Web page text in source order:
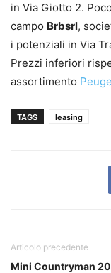
in Via Giotto 2.
campo Brbsrl,
i potenziali in Via
Prezzi inferiori
assortimento
TAGS leasing
Articolo precedente
Mini Countryman